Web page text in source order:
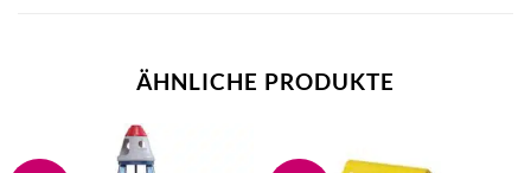
ÄHNLICHE PRODUKTE